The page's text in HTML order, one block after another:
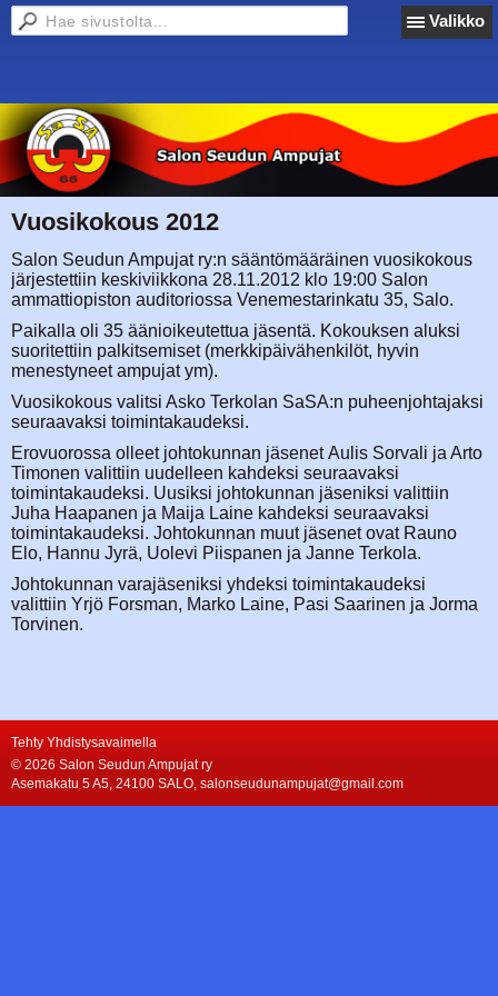
Valikko
Vuosikokous 2012
Salon Seudun Ampujat ry:n sääntömääräinen vuosikokous
järjestettiin keskiviikkona 28.11.2012 klo 19:00 Salon
ammattiopiston auditoriossa Venemestarinkatu 35, Salo.
Paikalla oli 35 äänioikeutettua jäsentä. Kokouksen aluksi
suoritettiin palkitsemiset (merkkipäivähenkilöt, hyvin
menestyneet ampujat ym).
Vuosikokous valitsi Asko Terkolan SaSA:n puheenjohtajaksi
seuraavaksi toimintakaudeksi.
Erovuorossa olleet johtokunnan jäsenet Aulis Sorvali ja Arto
Timonen valittiin uudelleen kahdeksi seuraavaksi
toimintakaudeksi. Uusiksi johtokunnan jäseniksi valittiin
Juha Haapanen ja Maija Laine kahdeksi seuraavaksi
toimintakaudeksi. Johtokunnan muut jäsenet ovat Rauno
Elo, Hannu Jyrä, Uolevi Piispanen ja Janne Terkola.
Johtokunnan varajäseniksi yhdeksi toimintakaudeksi
valittiin Yrjö Forsman, Marko Laine, Pasi Saarinen ja Jorma
Torvinen.
Tehty Yhdistysavaimella
© 2026 Salon Seudun Ampujat ry
Asemakatu 5 A5, 24100 SALO, salonseudunampujat@gmail.com